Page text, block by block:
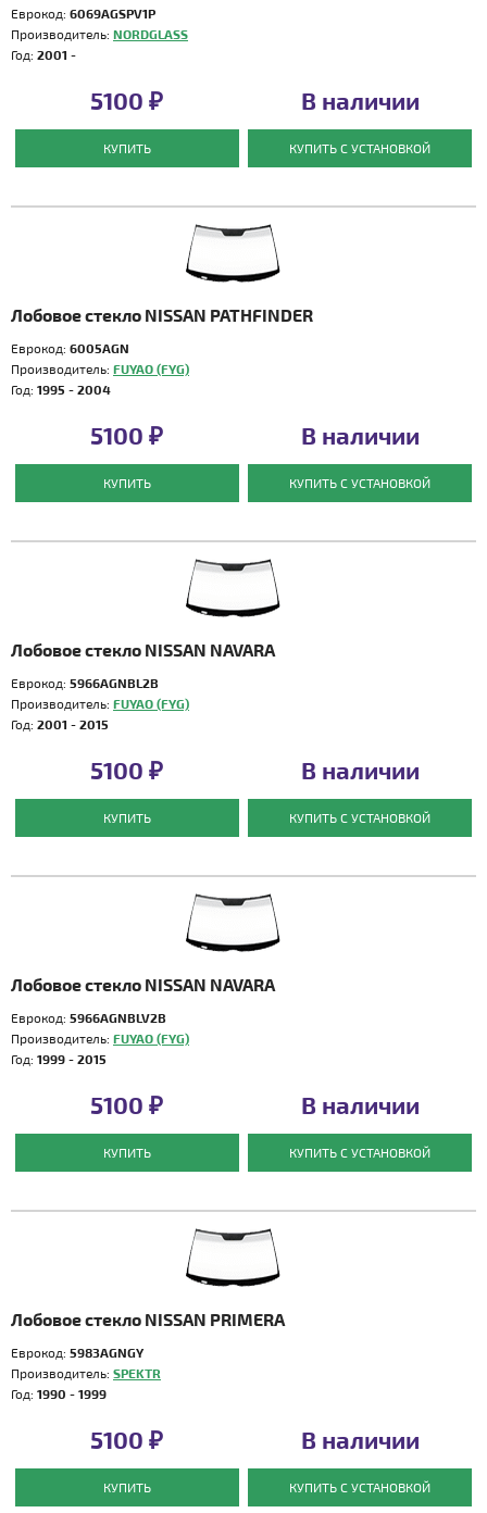
Еврокод: 6069AGSPV1P
Производитель: NORDGLASS
Год: 2001 -
5100 ₽
КУПИТЬ
В наличии
КУПИТЬ С УСТАНОВКОЙ
Лобовое стекло NISSAN PATHFINDER
Еврокод: 6005AGN
Производитель: FUYAO (FYG)
Год: 1995 - 2004
5100 ₽
КУПИТЬ
В наличии
КУПИТЬ С УСТАНОВКОЙ
Лобовое стекло NISSAN NAVARA
Еврокод: 5966AGNBL2B
Производитель: FUYAO (FYG)
Год: 2001 - 2015
5100 ₽
КУПИТЬ
В наличии
КУПИТЬ С УСТАНОВКОЙ
Лобовое стекло NISSAN NAVARA
Еврокод: 5966AGNBLV2B
Производитель: FUYAO (FYG)
Год: 1999 - 2015
5100 ₽
КУПИТЬ
В наличии
КУПИТЬ С УСТАНОВКОЙ
Лобовое стекло NISSAN PRIMERA
Еврокод: 5983AGNGY
Производитель: SPEKTR
Год: 1990 - 1999
5100 ₽
КУПИТЬ
В наличии
КУПИТЬ С УСТАНОВКОЙ